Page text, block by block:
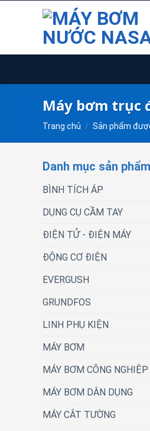
Máy bơm trục
Trang chủ / Sản phẩm
Danh mục sản phẩm
BÌNH TÍCH ÁP
DỤNG CỤ CẦM TAY
ĐIỆN TỬ - ĐIỆN MÁY
ĐỘNG CƠ ĐIỆN
EVERGUSH
GRUNDFOS
LINH PHỤ KIỆN
MÁY BƠM
MÁY BƠM CÔNG NGHIỆP
MÁY BƠM DÂN DỤNG
MÁY CẮT TƯỜNG